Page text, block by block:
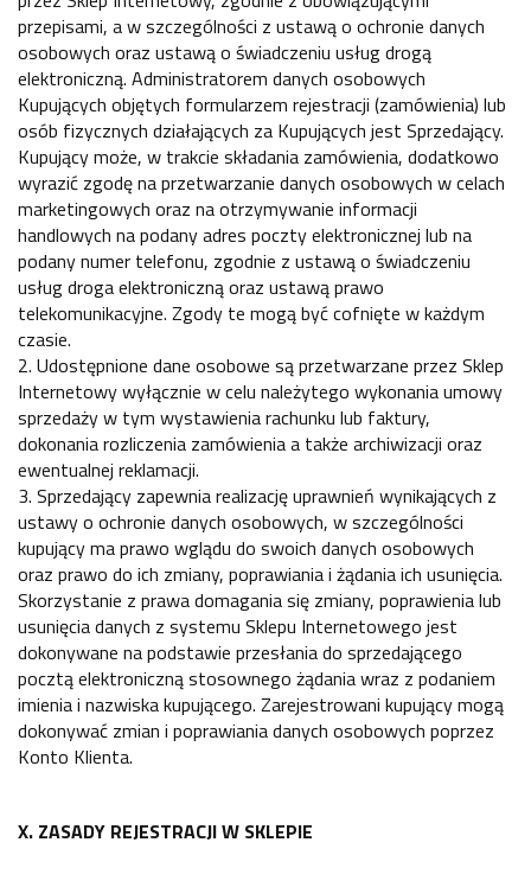
przepisami, a w szczególności z ustawą o ochronie danych
osobowych oraz ustawą o świadczeniu usług drogą
elektroniczną. Administratorem danych osobowych
Kupujących objętych formularzem rejestracji (zamówienia) lub
osób fizycznych działających za Kupujących jest Sprzedający.
Kupujący może, w trakcie składania zamówienia, dodatkowo
wyrazić zgodę na przetwarzanie danych osobowych w celach
marketingowych oraz na otrzymywanie informacji
handlowych na podany adres poczty elektronicznej lub na
podany numer telefonu, zgodnie z ustawą o świadczeniu
usług droga elektroniczną oraz ustawą prawo
telekomunikacyjne. Zgody te mogą być cofnięte w każdym
czasie.
2. Udostępnione dane osobowe są przetwarzane przez Sklep
Internetowy wyłącznie w celu należytego wykonania umowy
sprzedaży w tym wystawienia rachunku lub faktury,
dokonania rozliczenia zamówienia a także archiwizacji oraz
ewentualnej reklamacji.
3. Sprzedający zapewnia realizację uprawnień wynikających z
ustawy o ochronie danych osobowych, w szczególności
kupujący ma prawo wglądu do swoich danych osobowych
oraz prawo do ich zmiany, poprawiania i żądania ich usunięcia.
Skorzystanie z prawa domagania się zmiany, poprawienia lub
usunięcia danych z systemu Sklepu Internetowego jest
dokonywane na podstawie przesłania do sprzedającego
pocztą elektroniczną stosownego żądania wraz z podaniem
imienia i nazwiska kupującego. Zarejestrowani kupujący mogą
dokonywać zmian i poprawiania danych osobowych poprzez
Konto Klienta.
X. ZASADY REJESTRACJI W SKLEPIE